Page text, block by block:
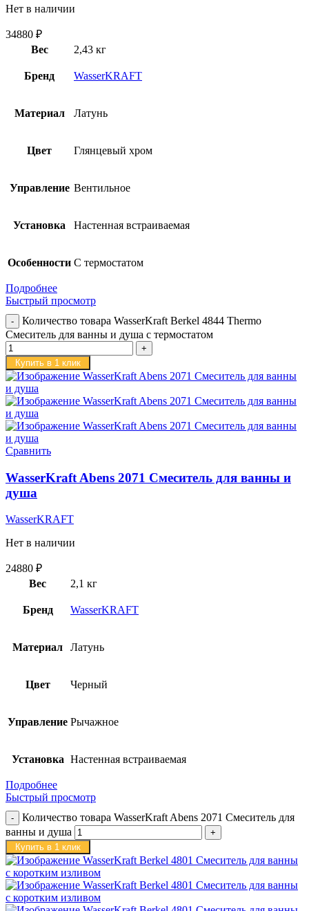
Нет в наличии
34880 ₽
Вес
2,43 кг
Бренд WasserKRAFT
Материал Латунь
Цвет Глянцевый хром
Управление Вентильное
Установка Настенная встраиваемая
Особенности С термостатом
Подробнее
Быстрый просмотр
Количество товара WasserKraft Berkel 4844 Thermo
Смеситель для ванны и душа с термостатом
Купить в 1 клик
Сравнить
WasserKraft Abens 2071 Смеситель для ванны и
душа
WasserKRAFT
Нет в наличии
24880 ₽
Вес
2,1 кг
Бренд WasserKRAFT
Материал Латунь
Цвет Черный
Управление Рычажное
Установка Настенная встраиваемая
Подробнее
Быстрый просмотр
Количество товара WasserKraft Abens 2071 Смеситель для
ванны и душа
Купить в 1 клик